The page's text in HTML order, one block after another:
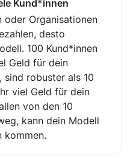
Kund*innen
oder Organisationen
desto
100 Kund*innen
Geld für dein
sind robuster als 10
viel Geld für dein
von den 10
kann dein Modell
kommen.